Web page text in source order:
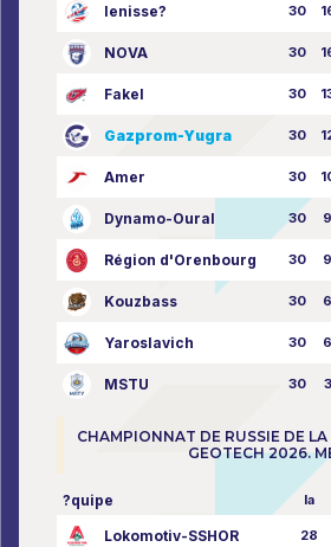
Ienisse? 30
NOVA 30
Fakel 30
Gazprom-Yugra 30
Amer 30
Dynamo-Oural 30 9
Région d'Orenbourg 30 9
Kouzbass 30 6
Yaroslavich 30 6
MSTU 30 3
CHAMPIONNAT DE RUSSIE DE LA
GEOTECH 2026.
?quipe la
Lokomotiv-SSHOR 28